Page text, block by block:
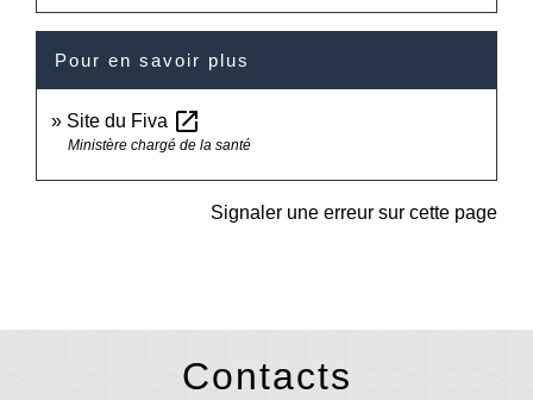
Pour en savoir plus
Site du Fiva open_in_new
Ministère chargé de la santé
Signaler une erreur sur cette page
Contacts